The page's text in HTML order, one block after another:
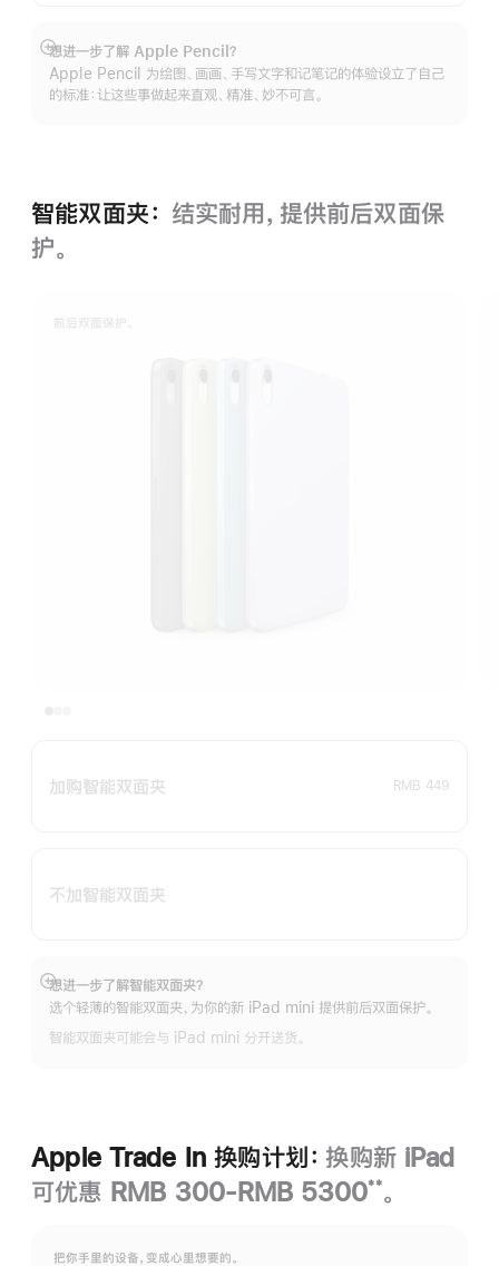
想进一步了解 Apple Pencil？
Apple Pencil 为绘图、画画、手写文字和记笔记的体验设立了自己
的标准：让这些事做起来直观、精准、妙不可言。
展
开
智能双面夹： 结实耐用，提供前后双面保
护。
加购智能双面夹 RMB 449
不加智能双面夹
想进一步了解智能双面夹？
选个轻薄的智能双面夹，为你的新 iPad mini 提供前后双面保护。
智能双面夹可能会与 iPad mini 分开送货。
展
开
Apple Trade In 换购计划： 换购新 iPad
可优惠 RMB 300-RMB 5300**。
把你手里的设备，变成心里想要的。